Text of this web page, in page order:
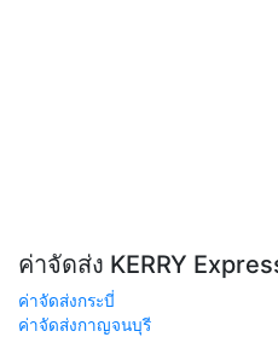
ค่าจัดส่ง KERRY
ค่าจัดส่งกระบี่
ค่าจัดส่งกาญจนบุรี